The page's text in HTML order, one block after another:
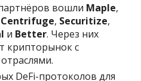
вошли Maple,
Centrifuge, Securitize,
и Better. Через них
крипторынок с
DeFi-протоколов для